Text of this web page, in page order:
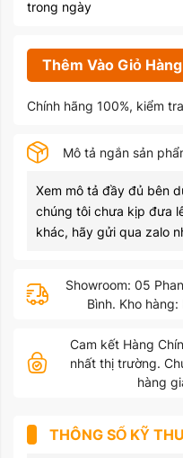
trong ngày
Thêm Vào Giỏ Hàng
Chính hãng 100%, kiểm
Mô tả ngắn sản
Xem mô tả đầy đủ bên
chúng tôi chưa kịp đưa
khác, hãy gửi qua zalo
Showroom: 05
Bình. Kho
Cam kết Hàng
nhất thị trường.
hàng
THÔNG SỐ KỸ